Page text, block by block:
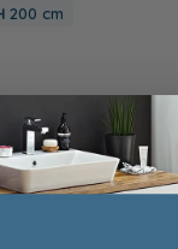
200 cm
-26%